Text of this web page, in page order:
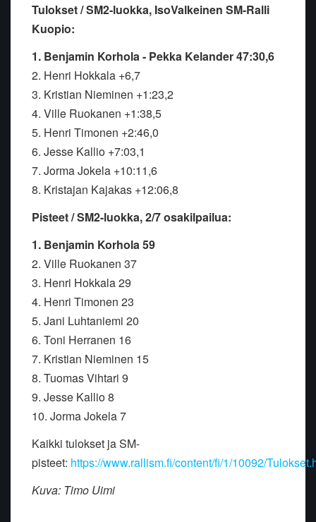
Tulokset / SM2-luokka, IsoValkeinen SM-Ralli
Kuopio:
1. Benjamin Korhola - Pekka Kelander 47:30,6
2. Henri Hokkala +6,7
3. Kristian Nieminen +1:23,2
4. Ville Ruokanen +1:38,5
5. Henri Timonen +2:46,0
6. Jesse Kallio +7:03,1
7. Jorma Jokela +10:11,6
8. Kristajan Kajakas +12:06,8
Pisteet / SM2-luokka,2/7 osakilpailua:
1. Benjamin Korhola 59
2. Ville Ruokanen 37
3. Henri Hokkala 29
4. Henri Timonen 23
5. Jani Luhtaniemi 20
6. Toni Herranen 16
7. Kristian Nieminen 15
8. Tuomas Vihtari 9
9. Jesse Kallio 8
10. Jorma Jokela 7
Kaikki tulokset ja SM-
pisteet: https://www.rallism.fi/content/fi/1/10092/
Kuva: Timo Uimi